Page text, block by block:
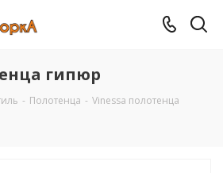
гипюр
- Полотенца - Vinessa полотенца